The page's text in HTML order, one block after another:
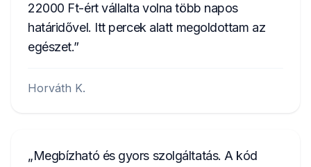
22000 Ft-ért vállalta volna több napos
határidővel. Itt percek alatt megoldottam az
egészet.
Horváth K.
Megbízható és gyors szolgáltatás. A kód